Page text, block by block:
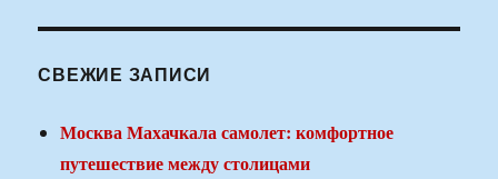
СВЕЖИЕ ЗАПИСИ
Москва Махачкала самолет: комфортное
путешествие между столицами